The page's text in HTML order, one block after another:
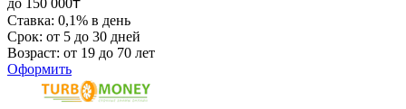
Ставка: 0,1% в день
Срок: от 5 до 30 дней
Возраст: от 19 до 70 лет
Оформить